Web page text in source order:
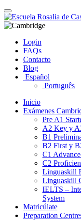
Skip
to
content
Toggle
navigation
Login
FAQs
Contacto
Blog
Español
Português
Inicio
Exámenes
Pre A1
A2 Key y
B1
B2 First y
C1
C2
Linguaskill
Linguaskill
IELTS –
System
Matricúlate
Preparation